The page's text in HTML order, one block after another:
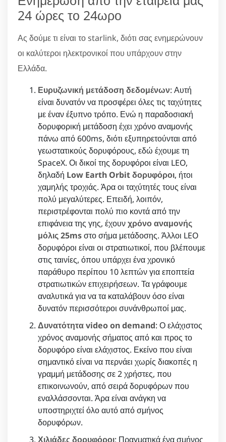
24 ώρες το 24ωρο
Ας δούμε τι είναι το starlink, διότι σας ενημερώνουν
οι καλύτεροι ηλεκτρονικοί που υπάρχουν στην
Ελλάδα.
Ευρυζωνική μετάδοση δεδομένων: Αυτή
είναι δυνατόν να προσφέρει όλες τις ταχύτητες
με έναν έξυπνο τρόπο. Ενώ η παραδοσιακή
δορυφορική μετάδοση έχει χρόνο αναμονής
πάνω από 600ms, διότι εξυπηρετούνται από
γεωστατικούς δορυφόρους, εδώ έχουμε τη
SpaceX. Οι δικοί της δορυφόροι είναι LEO,
δηλαδή Low Earth Orbit δορυφόροι, ήτοι
χαμηλής τροχιάς. Άρα οι ταχύτητές τους είναι
πολύ μεγαλύτερες. Επειδή, λοιπόν,
περιστρέφονται πολύ πιο κοντά από την
επιφάνεια της γης, έχουνχρόνο αναμονής
μόλις 25msστο σήμα μετάδοσης. Άλλοι LEO
δορυφόροι είναι οι στρατιωτικοί, που βλέπουμε
στις ταινίες, όπου υπάρχει ένα χρονικό
παράθυρο περίπου 10 λεπτών για εποπτεία
στρατιωτικών επιχειρήσεων. Τα γράφουμε
αναλυτικά για να τα καταλάβουν όσο είναι
δυνατόν περισσότεροι συνάνθρωποί μας.
Δυνατότητα video on demand: Ο ελάχιστος
χρόνος αναμονής σήματος από και προς το
δορυφόρο είναι ελάχιστος. Εκείνο που είναι
σημαντικό είναι να περνάει χωρίς διακοπές η
γραμμή μετάδοσης σε 2 χρήστες, που
επικοινωνούν, από σειρά δορυφόρων που
εναλλάσσονται. Άρα είναι ανάγκη να
υποστηριχτεί όλο αυτό από σμήνος
δορυφόρων.
Χιλιάδες δορυφόροι: Πραγματικά ένα σμήνος